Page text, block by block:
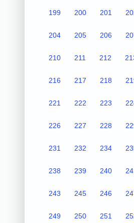
199 200 201
204 205 206
210 211 212
216 217 218
221 222 223
226 227 228
231 232 234
238 239 240
243 245 246
249 250 251